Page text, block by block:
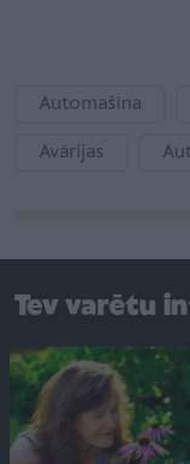
Automašīna
Avārijas
Tev varētu